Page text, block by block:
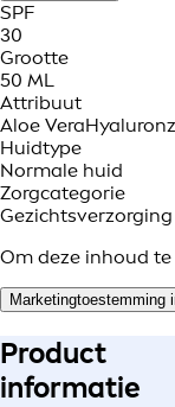
SPF
30
Grootte
50 ML
Attribuut
Aloe Vera
Huidtype
Normale huid
Zorgcategorie
Gezichtsverzorging
Om deze inhoud
Marketingtoestemming
Product
informatie